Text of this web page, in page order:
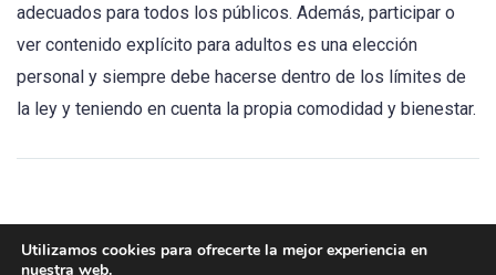
adecuados para todos los públicos. Además, participar o
ver contenido explícito para adultos es una elección
personal y siempre debe hacerse dentro de los límites de
la ley y teniendo en cuenta la propia comodidad y bienestar.
Utilizamos cookies para ofrecerte la mejor experiencia en
nuestra web.